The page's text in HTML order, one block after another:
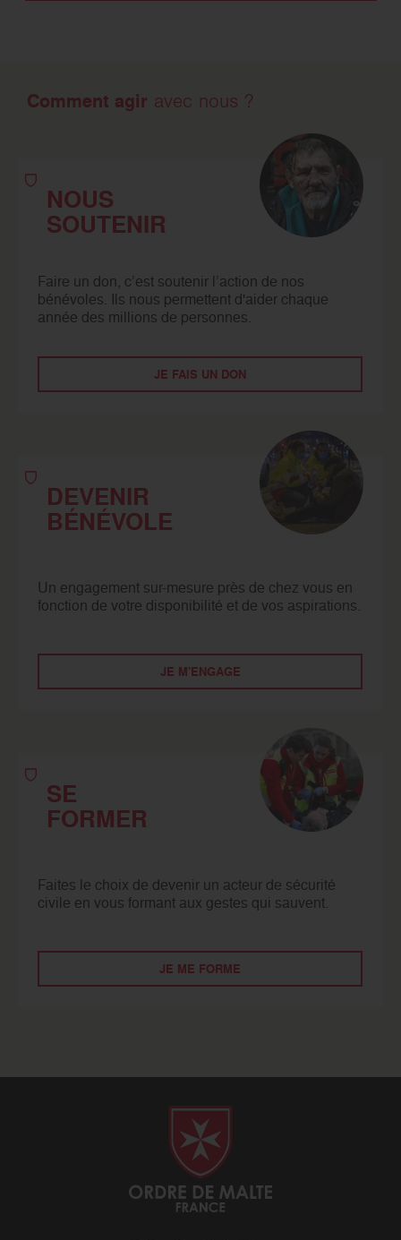
Comment agir avec nous ?
NOUS
SOUTENIR
Faire un don, c’est soutenir l’action de nos
bénévoles. Ils nous permettent d'aider chaque
année des millions de personnes.
JE FAIS UN DON
DEVENIR
BÉNÉVOLE
Un engagement sur-mesure près de chez vous en
fonction de votre disponibilité et de vos aspirations.
JE M'ENGAGE
SE
FORMER
Faites le choix de devenir un acteur de sécurité
civile en vous formant aux gestes qui sauvent.
JE ME FORME